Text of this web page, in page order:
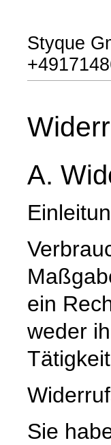
Styque
A.
ein
weder
Sie